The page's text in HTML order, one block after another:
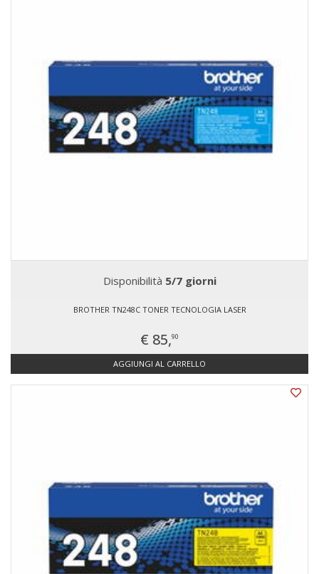
Disponibilità 5/7 giorni
BROTHER TN248C TONER TECNOLOGIA LASER
€ 85,90
AGGIUNGI AL CARRELLO